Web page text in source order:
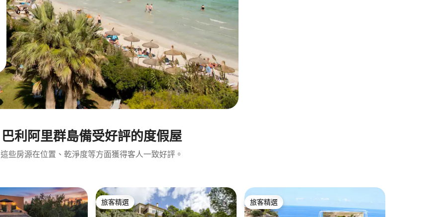
巴利阿里群島備受好評的度假屋
這些房源在位置、乾淨度等方面獲得客人一致好評。
旅客精選
旅客精選 旅客精選
旅客精選